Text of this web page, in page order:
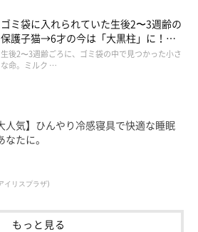
ゴミ袋に入れられていた生後2〜3週齢の
保護子猫→6才の今は「大黒柱」に！
美しい黒猫に成長した姿にグッとくる
生後2〜3週齢ごろに、ゴミ袋の中で見つかった小さ
な命。ミルク …
人気】ひんやり冷感寝具で快適な睡眠
なたに。
イリスプラザ)
もっと見る